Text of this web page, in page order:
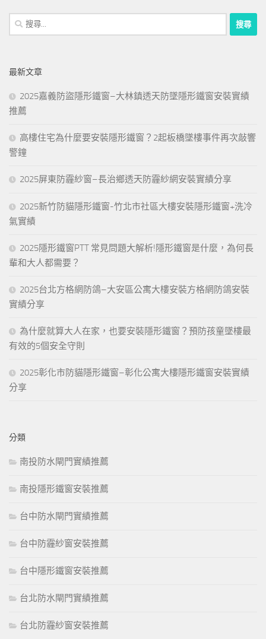
搜
尋
字:
最新文章
2025嘉義防盜隱形鐵窗–大林鎮透天防墜隱形鐵窗安裝實績
推薦
高樓住宅為什麼要安裝隱形鐵窗？2起板橋墜樓事件再次敲響
警鐘
2025屏東防霾紗窗–長治鄉透天防霾紗網安裝實績分享
2025新竹防貓隱形鐵窗-竹北市社區大樓安裝隱形鐵窗+洗冷
氣實績
2025隱形鐵窗PTT 常見問題大解析!隱形鐵窗是什麼，為何長
輩和大人都需要？
2025台北方格網防鴿–大安區公寓大樓安裝方格網防鴿安裝
實績分享
為什麼就算大人在家，也要安裝隱形鐵窗？預防孩童墜樓最
有效的5個安全守則
2025彰化市防貓隱形鐵窗–彰化公寓大樓隱形鐵窗安裝實績
分享
分類
南投防水閘門實績推薦
南投隱形鐵窗安裝推薦
台中防水閘門實績推薦
台中防霾紗窗安裝推薦
台中隱形鐵窗安裝推薦
台北防水閘門實績推薦
台北防霾紗窗安裝推薦